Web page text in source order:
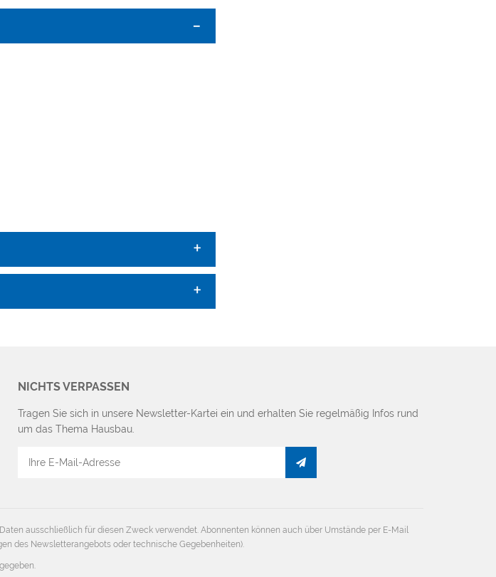
NICHTS VERPASSEN
Tragen Sie sich in unsere Newsletter-Kartei ein und erhalten Sie regelmäßig Infos rund
um das Thema Hausbau.
ausschließlich für diesen Zweck verwendet. Abonnenten können auch über Umstände per E-Mail
des Newsletterangebots oder technische Gegebenheiten).